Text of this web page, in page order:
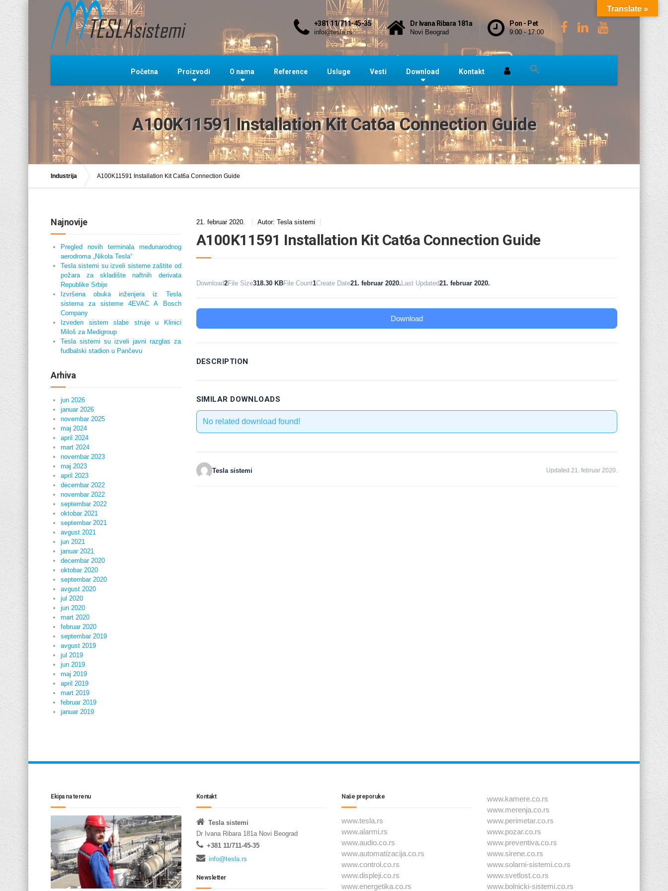
+381 11/711-45-35
info@tesla.rs
Dr Ivana Ribara 181a
Novi Beograd
Pon - Pet
9:00 - 17:00
Početna Proizvodi O nama Reference Usluge Vesti Download Kontakt
A100K11591 Installation Kit Cat6a Connection Guide
Industrija A100K11591 Installation Kit Cat6a Connection Guide
21. februar 2020. Autor: Tesla sistemi
A100K11591 Installation Kit Cat6a Connection Guide
Download2File Size318.30 KBFile Count1Create Date21. februar 2020. Last Updated21. februar 2020.
Download
DESCRIPTION
SIMILAR DOWNLOADS
No related download found!
Tesla sistemi Updated 21. februar 2020.
Najnovije
Pregled novih terminala međunarodnog
aerodroma „Nikola Tesla“
Tesla sistemi su izveli sisteme zaštite od
požara za skladište naftnih derivata
Republike Srbije
Izvršena obuka inženjera iz Tesla
sistema za sisteme 4EVAC A Bosch
Company
Izveden sistem slabe struje u Klinici
Miloš za Medigroup
Tesla sistemi su izveli javni razglas za
fudbalski stadion u Pančevu
Arhiva
jun 2026
januar 2026
novembar 2025
maj 2024
april 2024
mart 2024
novembar 2023
maj 2023
april 2023
decembar 2022
novembar 2022
septembar 2022
oktobar 2021
septembar 2021
avgust 2021
jun 2021
januar 2021
decembar 2020
oktobar 2020
septembar 2020
avgust 2020
jul 2020
jun 2020
mart 2020
februar 2020
septembar 2019
avgust 2019
jul 2019
jun 2019
maj 2019
april 2019
mart 2019
februar 2019
januar 2019
Ekipa na terenu Kontakt
Tesla sistemi
Dr Ivana Ribara 181a Novi Beograd
+381 11/711-45-35
info@tesla.rs
Newsletter
Naše preporuke
www.tesla.rs
www.alarmi.rs
www.audio.co.rs
www.automatizacija.co.rs
www.control.co.rs
www.displeji.co.rs
www.energetika.co.rs
www.kamere.co.rs
www.merenja.co.rs
www.perimetar.co.rs
www.pozar.co.rs
www.preventiva.co.rs
www.sirene.co.rs
www.solarni-sistemi.co.rs
www.svetlost.co.rs
www.bolnicki-sistemi.co.rs
Translate »